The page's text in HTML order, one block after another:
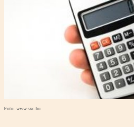
Foto: www.sxc.hu